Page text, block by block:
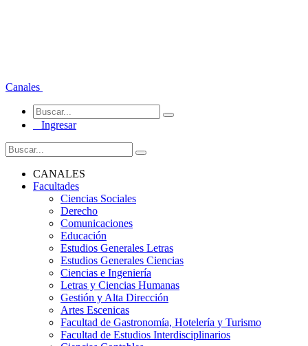
Canales
Ingresar
CANALES
Facultades
Ciencias Sociales
Derecho
Comunicaciones
Educación
Estudios Generales Letras
Estudios Generales Ciencias
Ciencias e Ingeniería
Letras y Ciencias Humanas
Gestión y Alta Dirección
Artes Escenicas
Facultad de Gastronomía, Hotelería y Turismo
Facultad de Estudios Interdisciplinarios